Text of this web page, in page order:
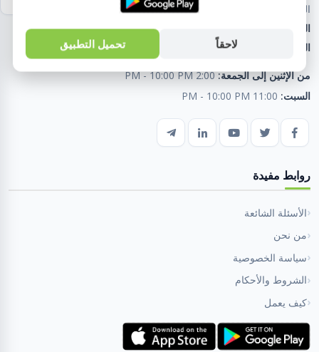
المقطم القاهرة مصر
الهاتف:
البريد الإلكتروني: fahmyelbarwysons@outlook.com
من الإثنين إلى الجمعة:2:00 PM - 10:00 PM
السبت: 11:00 PM - 10:00 PM
روابط مفيدة
الأسئلة الشائعة
من نحن
سياسة الخصوصية
الشروط والأحكام
كيف يعمل
لاحقاً تحميل التطبيق